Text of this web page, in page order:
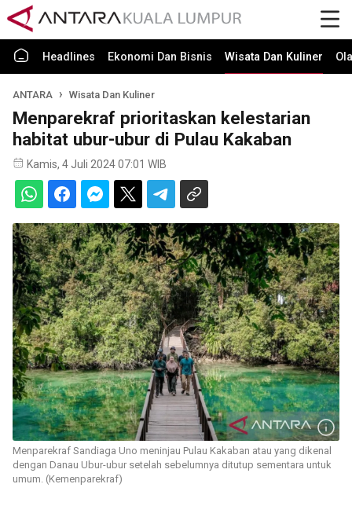
Headlines Ekonomi Dan Bisnis Wisata Dan Kuliner
ANTARA Wisata Dan Kuliner
Menparekraf prioritaskan kelestarian
habitat ubur-ubur di Pulau Kakaban
Kamis, 4 Juli 2024 07:01 WIB
Menparekraf Sandiaga Uno meninjau Pulau Kakaban atau yang dikenal
dengan Danau Ubur-ubur setelah sebelumnya ditutup sementara untuk
umum. (Kemenparekraf)